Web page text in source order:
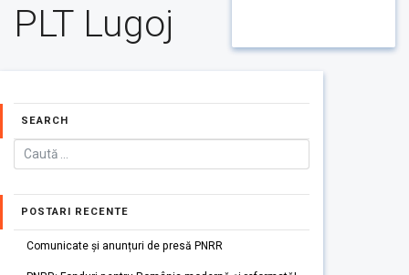
PLT Lugoj
SEARCH
POSTARI RECENTE
Comunicate și anunțuri de presă PNRR